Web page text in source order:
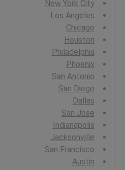
New York City
Los Angeles
Chicago
Houston
Philadelphia
Phoenix
San Antonio
San Diego
Dallas
San Jose
Indianapolis
Jacksonville
San Francisco
Austin